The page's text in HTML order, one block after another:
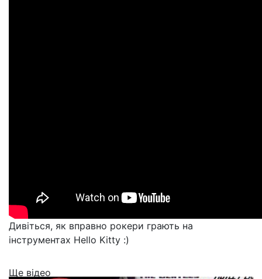
Дивіться, як вправно рокери грають на
інструментах Hello Kitty :)
Ще відео